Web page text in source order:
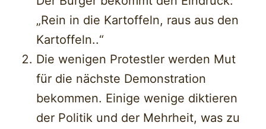
„Rein in die Kartoffeln, raus aus den
Kartoffeln..“
Die wenigen Protestler werden Mut
für die nächste Demonstration
bekommen. Einige wenige diktieren
der Politik und der Mehrheit, was zu